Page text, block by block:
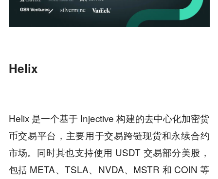
Helix
Helix 是一个基于 Injective 构建的去中心化加密货
币交易平台，主要用于交易跨链现货和永续合约
市场。同时其也支持使用 USDT 交易部分美股，
包括 META、TSLA、NVDA、MSTR 和 COIN 等